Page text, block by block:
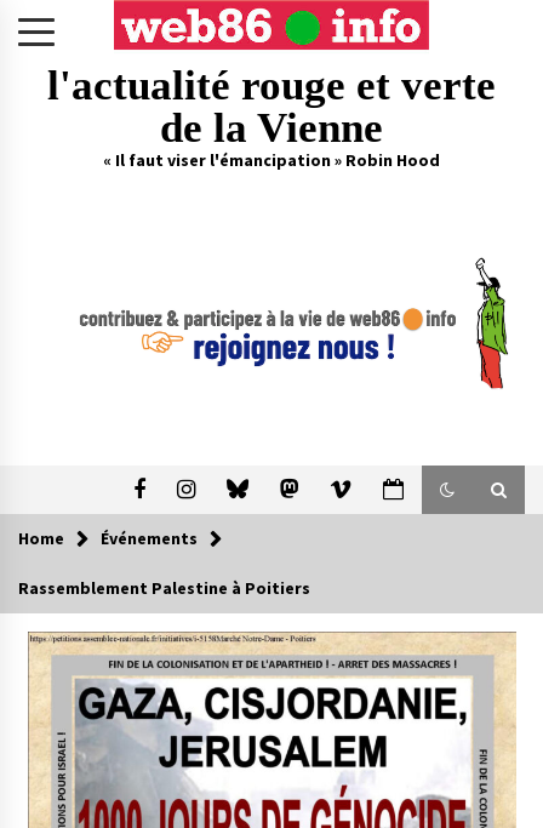
l'actualité rouge et verte
de la Vienne
« Il faut viser l'émancipation » Robin Hood
Home Événements
Rassemblement Palestine à Poitiers